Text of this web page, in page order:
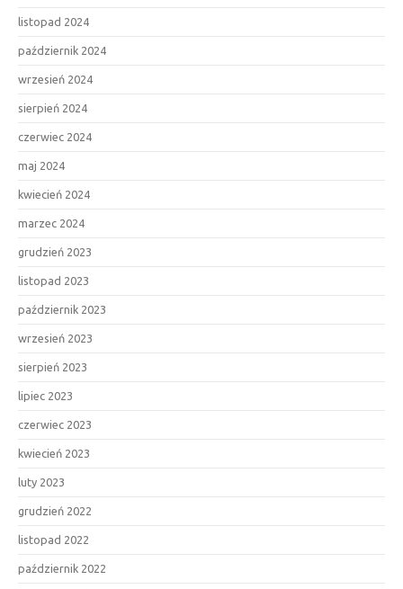
listopad 2024
październik 2024
wrzesień 2024
sierpień 2024
czerwiec 2024
maj 2024
kwiecień 2024
marzec 2024
grudzień 2023
listopad 2023
październik 2023
wrzesień 2023
sierpień 2023
lipiec 2023
czerwiec 2023
kwiecień 2023
luty 2023
grudzień 2022
listopad 2022
październik 2022